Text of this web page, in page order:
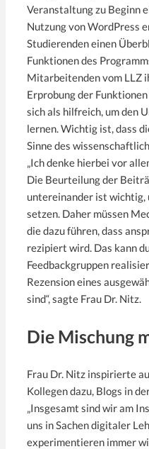
Veranstaltung zu Beginn
Nutzung von WordPress
Studierenden einen
Funktionen des
Mitarbeitenden vom LLZ
Erprobung der
sich als hilfreich, um den
lernen. Wichtig ist, dass
Sinne des
„Ich denke hierbei vor
Die Beurteilung der
untereinander ist wichtig,
setzen. Daher müssen
die dazu führen, dass
rezipiert wird. Das kann
Feedbackgruppen
Rezension eines
sind“, sagte Frau Dr. Nitz.
Die Mischung
Frau Dr. Nitz inspirierte
Kollegen dazu, Blogs in
„Insgesamt sind wir am
uns in Sachen digitaler
experimentieren immer